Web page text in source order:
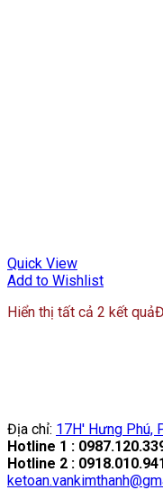
Quick View
Add to Wishlist
Hiển thị tất cả 2 kết quả
Địa chỉ: 17H' Hưng Phú,
Hotline 1 :
Hotline 2 :